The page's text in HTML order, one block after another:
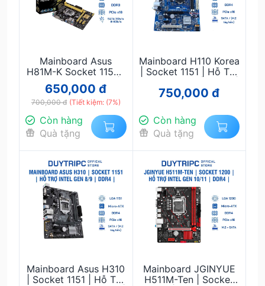
Mainboard Asus
H81M-K Socket 1150 |
Hỗ Trợ Intel Gen 4 |
DDR3 | Micro-ATX |
Bền Bỉ, Giá Rẻ
650,000 đ
700,000 đ (Tiết kiệm: (7%)
Còn hàng
Quà tặng
Mainboard H110 Korea
| Socket 1151 | Hỗ Trợ
Micro-ATX | Giá Rẻ,
Ổn Định
750,000 đ
Còn hàng
Quà tặng
Mainboard Asus H310
| Socket 1151 | Hỗ Trợ
Mainboard JGINYUE
H511M-Ten | Socket